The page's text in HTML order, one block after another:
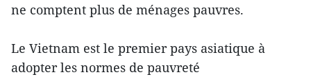
ne comptent plus de ménages pauvres.
Le Vietnam est le premier pays asiatique à
adopter les normes de pauvreté